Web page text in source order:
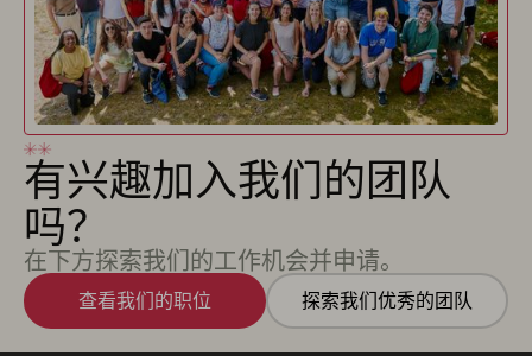
有兴趣加入我们的团队
吗？
在下方探索我们的工作机会并申请。
查看我们的职位 探索我们优秀的团队